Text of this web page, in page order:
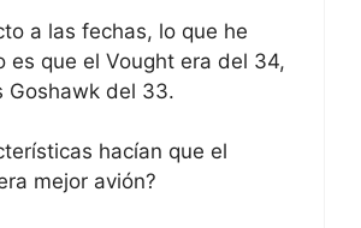
a las fechas, lo que he
es que el Vought era del 34,
Goshawk del 33.
hacían que el
mejor avión?